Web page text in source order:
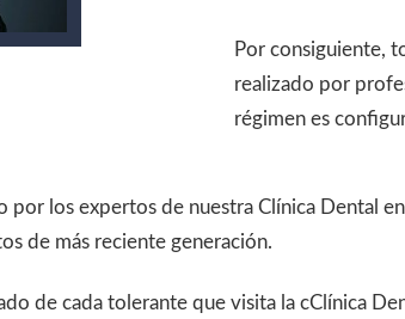
Por consiguiente,
realizado por
régimen es
los expertos de nuestra Clínica Dental
de más reciente generación.
de cada tolerante que visita la cClínica